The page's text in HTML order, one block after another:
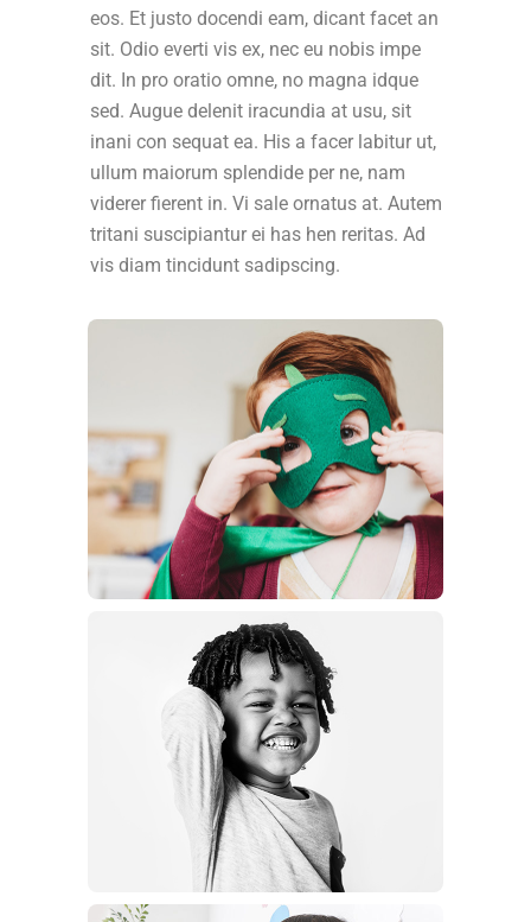
eos. Et justo docendi eam, dicant facet an
sit. Odio everti vis ex, nec eu nobis impe
dit. In pro oratio omne, no magna idque
sed. Augue delenit iracundia at usu, sit
inani con sequat ea. His a facer labitur ut,
ullum maiorum splendide per ne, nam
viderer fierent in. Vi sale ornatus at. Autem
tritani suscipiantur ei has hen reritas. Ad
vis diam tincidunt sadipscing.